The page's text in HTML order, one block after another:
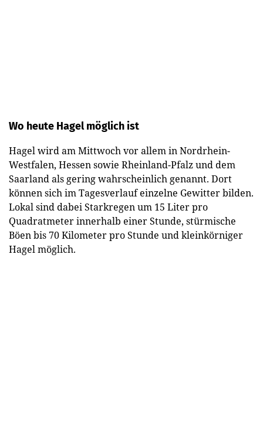
Wo heute Hagel möglich ist
Hagel wird am Mittwoch vor allem in Nordrhein-
Westfalen, Hessen sowie Rheinland-Pfalz und dem
Saarland als gering wahrscheinlich genannt. Dort
können sich im Tagesverlauf einzelne Gewitter bilden.
Lokal sind dabei Starkregen um 15 Liter pro
Quadratmeter innerhalb einer Stunde, stürmische
Böen bis 70 Kilometer pro Stunde und kleinkörniger
Hagel möglich.